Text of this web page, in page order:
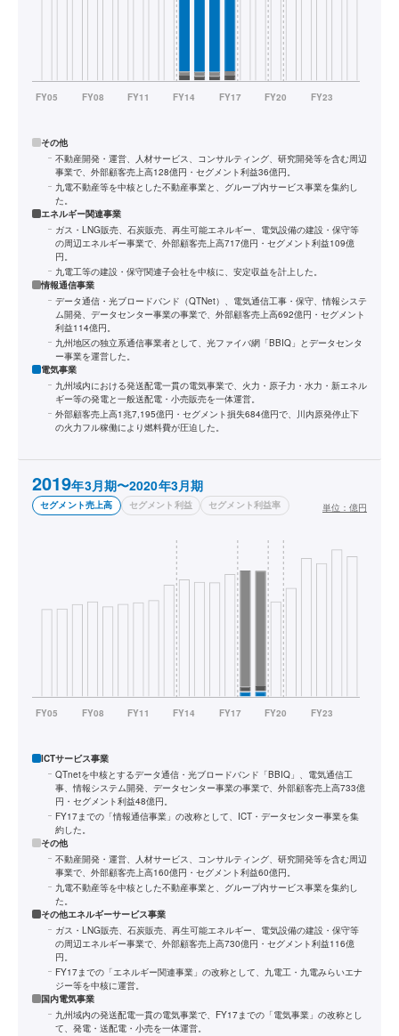
その他
不動産開発・運営、人材サービス、コンサルティング、研究開発等を含む周辺
事業で、外部顧客売上高128億円・セグメント利益36億円。
九電不動産等を中核とした不動産事業と、グループ内サービス事業を集約し
た。
エネルギー関連事業
ガス・LNG販売、石炭販売、再生可能エネルギー、電気設備の建設・保守等
の周辺エネルギー事業で、外部顧客売上高717億円・セグメント利益109億
円。
九電工等の建設・保守関連子会社を中核に、安定収益を計上した。
情報通信事業
データ通信・光ブロードバンド（QTNet）、電気通信工事・保守、情報システ
ム開発、データセンター事業の事業で、外部顧客売上高692億円・セグメント
利益114億円。
九州地区の独立系通信事業者として、光ファイバ網「BBIQ」とデータセンタ
ー事業を運営した。
電気事業
九州域内における発送配電一貫の電気事業で、火力・原子力・水力・新エネル
ギー等の発電と一般送配電・小売販売を一体運営。
外部顧客売上高1兆7,195億円・セグメント損失684億円で、川内原発停止下
の火力フル稼働により燃料費が圧迫した。
2019年3月期〜2020年3月期
セグメント売上高 セグメント利益 セグメント利益率 単位： 億円
ICTサービス事業
QTnetを中核とするデータ通信・光ブロードバンド「BBIQ」、電気通信工
事、情報システム開発、データセンター事業の事業で、外部顧客売上高733億
円・セグメント利益48億円。
FY17までの「情報通信事業」の改称として、ICT・データセンター事業を集
約した。
その他
不動産開発・運営、人材サービス、コンサルティング、研究開発等を含む周辺
事業で、外部顧客売上高160億円・セグメント利益60億円。
九電不動産等を中核とした不動産事業と、グループ内サービス事業を集約し
た。
その他エネルギーサービス事業
ガス・LNG販売、石炭販売、再生可能エネルギー、電気設備の建設・保守等
の周辺エネルギー事業で、外部顧客売上高730億円・セグメント利益116億
円。
FY17までの「エネルギー関連事業」の改称として、九電工・九電みらいエナ
ジー等を中核に運営。
国内電気事業
九州域内の発送配電一貫の電気事業で、FY17までの「電気事業」の改称とし
て、発電・送配電・小売を一体運営。